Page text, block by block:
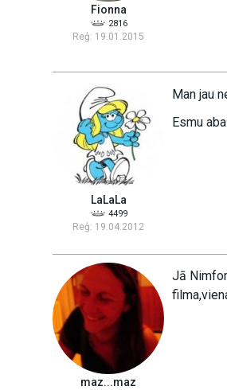
Fionna
2816
Reģ: 19.01.2015
LaLaLa
4499
Reģ: 19.04.2012
Man jau
Esmu
maz...maz
Jā